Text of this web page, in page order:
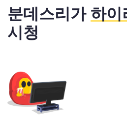
분데스리가 하이
시청